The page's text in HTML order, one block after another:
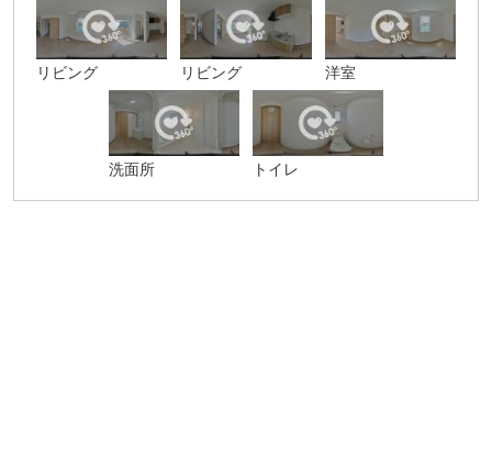
リビング リビング 洋室
洗面所 トイレ